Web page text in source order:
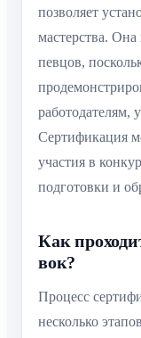
позволяет
мастерства.
певцов,
работодателям,
Сертификация
участия в
подготовки и
Как
вок?
Процесс
несколько